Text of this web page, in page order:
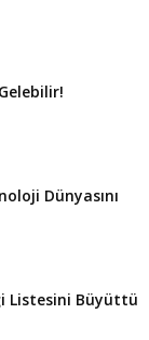
Dünyasını
Listesini Büyüttü